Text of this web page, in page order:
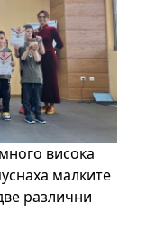
висока
малките
различни